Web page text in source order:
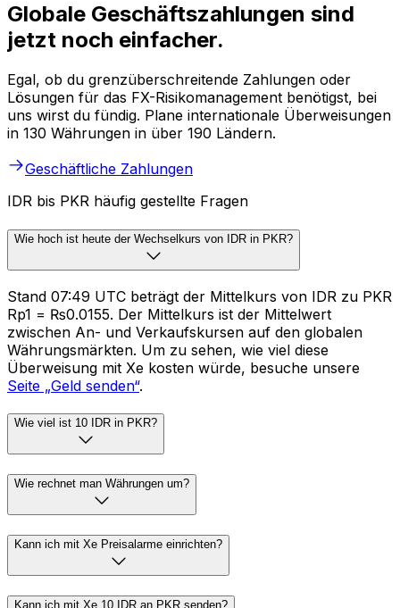
Globale Geschäftszahlungen sind
jetzt noch einfacher.
Egal, ob du grenzüberschreitende Zahlungen oder
Lösungen für das FX-Risikomanagement benötigst, bei
uns wirst du fündig. Plane internationale Überweisungen
in 130 Währungen in über 190 Ländern.
Geschäftliche Zahlungen
IDR bis PKR häufig gestellte Fragen
Wie hoch ist heute der Wechselkurs von IDR in PKR?
Stand 07:49 UTC beträgt der Mittelkurs von IDR zu PKR
Rp1 = ₨0.0155. Der Mittelkurs ist der Mittelwert
zwischen An- und Verkaufskursen auf den globalen
Währungsmärkten. Um zu sehen, wie viel diese
Überweisung mit Xe kosten würde, besuche unsere
Seite „Geld senden“.
Wie viel ist 10 IDR in PKR?
Wie rechnet man Währungen um?
Kann ich mit Xe Preisalarme einrichten?
Kann ich mit Xe 10 IDR an PKR senden?